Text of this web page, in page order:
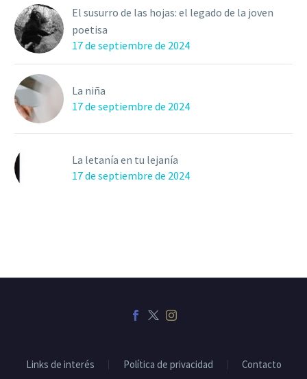
El susurro de las hojas: el legado de la joven
poetisa
17 de septiembre de 2024
La niña
17 de septiembre de 2024
La letanía en tu lejanía
17 de septiembre de 2024
Links de interés Política de privacidad Contacto